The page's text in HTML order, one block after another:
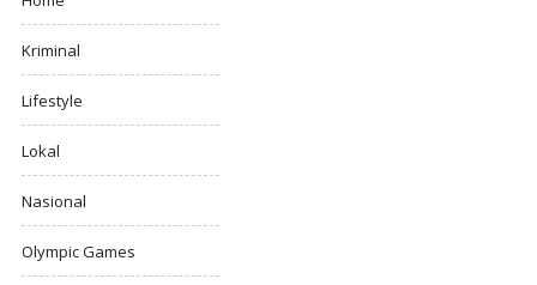
Kriminal
Lifestyle
Lokal
Nasional
Olympic Games